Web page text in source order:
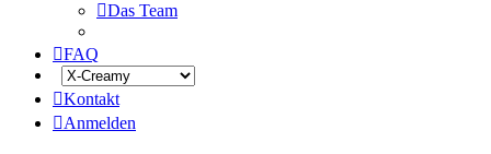
Das Team
FAQ
Kontakt
Anmelden